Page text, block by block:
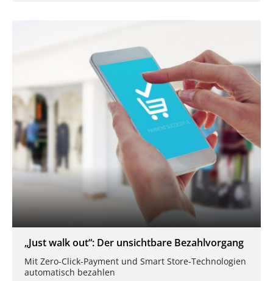
„Just walk out“: Der unsichtbare Bezahlvorgang
Mit Zero-Click-Payment und Smart Store-Technologien
automatisch bezahlen